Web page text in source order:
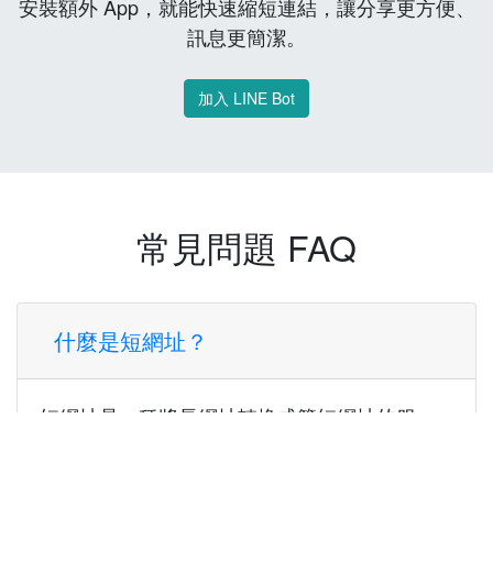
安裝額外 App，就能快速縮短連結，讓分享更方便、
訊息更簡潔。
加入 LINE Bot
常見問題 FAQ
什麼是短網址？
短網址是一種將長網址轉換成簡短網址的服